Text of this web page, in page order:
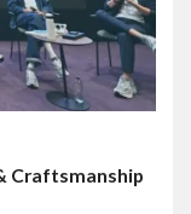
Craftsmanship